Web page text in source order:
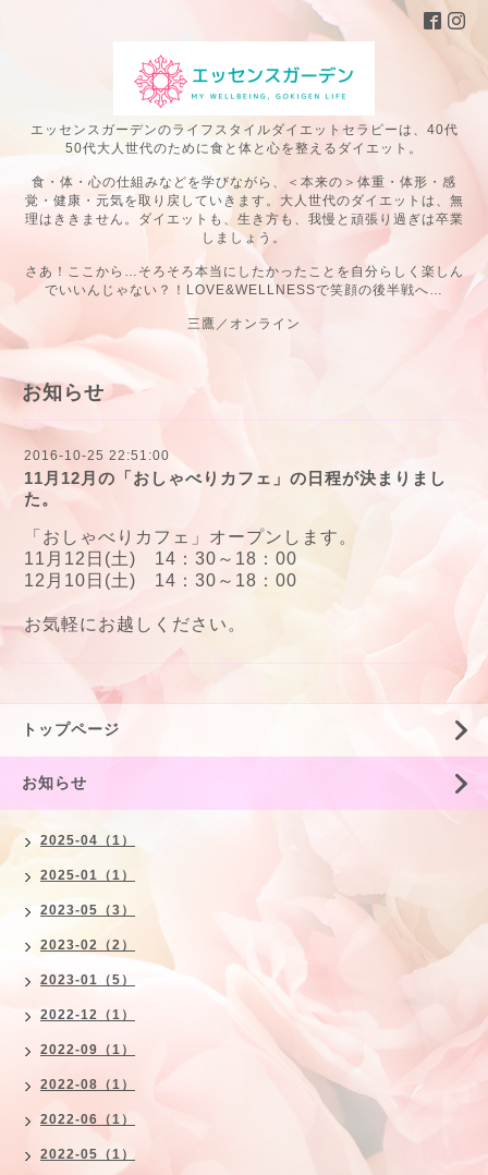
エッセンスガーデンのライフスタイルダイエットセラピーは、40代
50代大人世代のために食と体と心を整えるダイエット。
食・体・心の仕組みなどを学びながら、＜本来の＞体重・体形・感
覚・健康・元気を取り戻していきます。大人世代のダイエットは、無
理はききません。ダイエットも、生き方も、我慢と頑張り過ぎは卒業
しましょう。
さあ！ここから…そろそろ本当にしたかったことを自分らしく楽しん
でいいんじゃない？！LOVE&WELLNESSで笑顔の後半戦へ…
三鷹／オンライン
お知らせ
2016-10-25 22:51:00
11月12月の「おしゃべりカフェ」の日程が決まりまし
た。
「おしゃべりカフェ」 オープンします。
11月12日(土) 14：30～18：00
12月10日(土) 14：30～18：00
お気軽にお越しください。
トップページ
お知らせ
2025-04（1）
2025-01（1）
2023-05（3）
2023-02（2）
2023-01（5）
2022-12（1）
2022-09（1）
2022-08（1）
2022-06（1）
2022-05（1）